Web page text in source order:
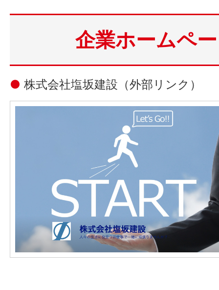
企業ホームペ
● 株式会社塩坂建設 （外部リンク）